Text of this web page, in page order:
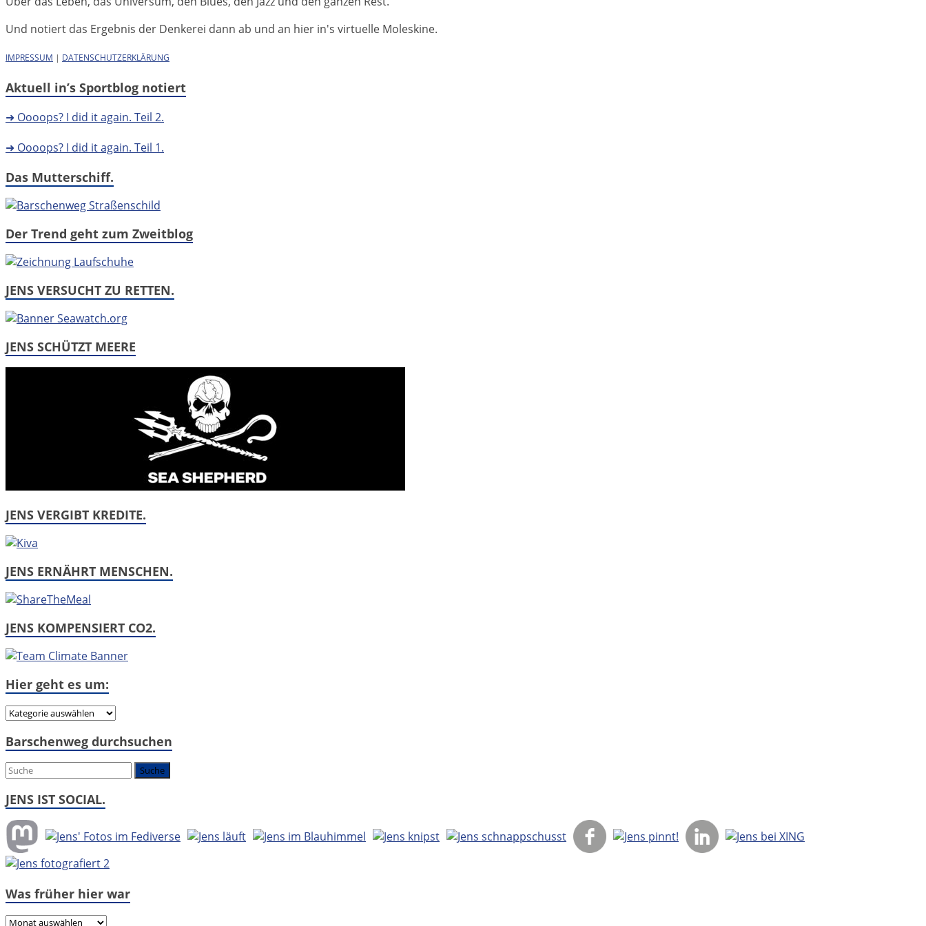
Und notiert das Ergebnis der Denkerei dann ab und an hier in's virtuelle Moleskine.
IMPRESSUM | DATENSCHUTZERKLÄRUNG
Aktuell in’s Sportblog notiert
➜ Oooops? I did it again. Teil 2.
➜ Oooops? I did it again. Teil 1.
Das Mutterschiff.
Der Trend geht zum Zweitblog
JENS VERSUCHT ZU RETTEN.
JENS SCHÜTZT MEERE
JENS VERGIBT KREDITE.
JENS ERNÄHRT MENSCHEN.
JENS KOMPENSIERT CO2.
Hier geht es um:
Hier
es
Barschenweg durchsuchen
JENS IST SOCIAL.
Was früher hier war
Was